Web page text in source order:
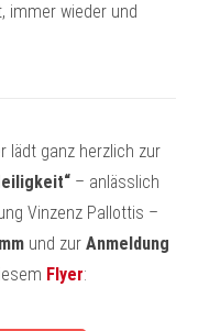
immer wieder und
lädt ganz herzlich zur
– anlässlich
Vinzenz Pallottis –
und zur Anmeldung
Flyer: